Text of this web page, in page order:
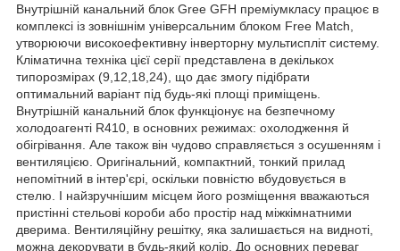
Внутрішній канальний блок Gree GFH преміумкласу працює в
комплексі із зовнішнім універсальним блоком Free Match,
утворюючи високоефективну інверторну мультиспліт систему.
Кліматична техніка цієї серії представлена в декількох
типорозмірах (9,12,18,24), що дає змогу підібрати
оптимальний варіант під будь-які площі приміщень.
Внутрішній канальний блок функціонує на безпечному
холодоагенті R410, в основних режимах: охолодження й
обігрівання. Але також він чудово справляється з осушенням і
вентиляцією. Оригінальний, компактний, тонкий прилад
непомітний в інтер'єрі, оскільки повністю вбудовується в
стелю. І найзручнішим місцем його розміщення вважаються
пристінні стельові короби або простір над міжкімнатними
дверима. Вентиляційну решітку, яка залишається на видноті,
можна декорувати в будь-який колір. До основних переваг